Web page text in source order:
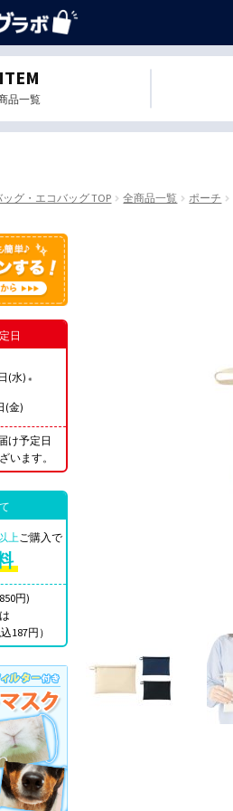
ITEM
品一覧
グ・エコバッグ TOP 全商品一覧 ポーチ
日
日(水) ※
(金)
け予定日
います。
上ご購入で
円)
187円）